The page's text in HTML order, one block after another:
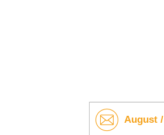
August /